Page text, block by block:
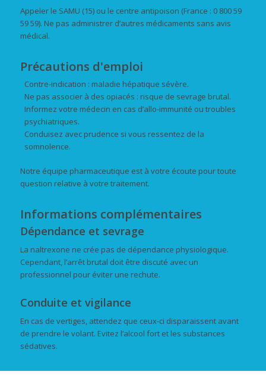
Appeler le SAMU (15) ou le centre antipoison (France : 0 800 59
59 59). Ne pas administrer d’autres médicaments sans avis
médical.
Précautions d'emploi
Contre-indication : maladie hépatique sévère.
Ne pas associer à des opiacés : risque de sevrage brutal.
Informez votre médecin en cas d’allo-immunité ou troubles
psychiatriques.
Conduisez avec prudence si vous ressentez de la
somnolence.
Notre équipe pharmaceutique est à votre écoute pour toute
question relative à votre traitement.
Informations complémentaires
Dépendance et sevrage
La naltrexone ne crée pas de dépendance physiologique.
Cependant, l’arrêt brutal doit être discuté avec un
professionnel pour éviter une rechute.
Conduite et vigilance
En cas de vertiges, attendez que ceux-ci disparaissent avant
de prendre le volant. Evitez l’alcool fort et les substances
sédatives.